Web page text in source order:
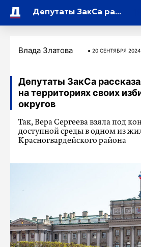
Депутаты ЗакСа рассказали о работе на территориях своих избирательных округов
Влада Златова 20 СЕНТЯБРЯ 2024
Депутаты ЗакСа
на территориях своих
округов
Так, Вера Сергеева взяла под
доступной среды в одном из
Красногвардейского района